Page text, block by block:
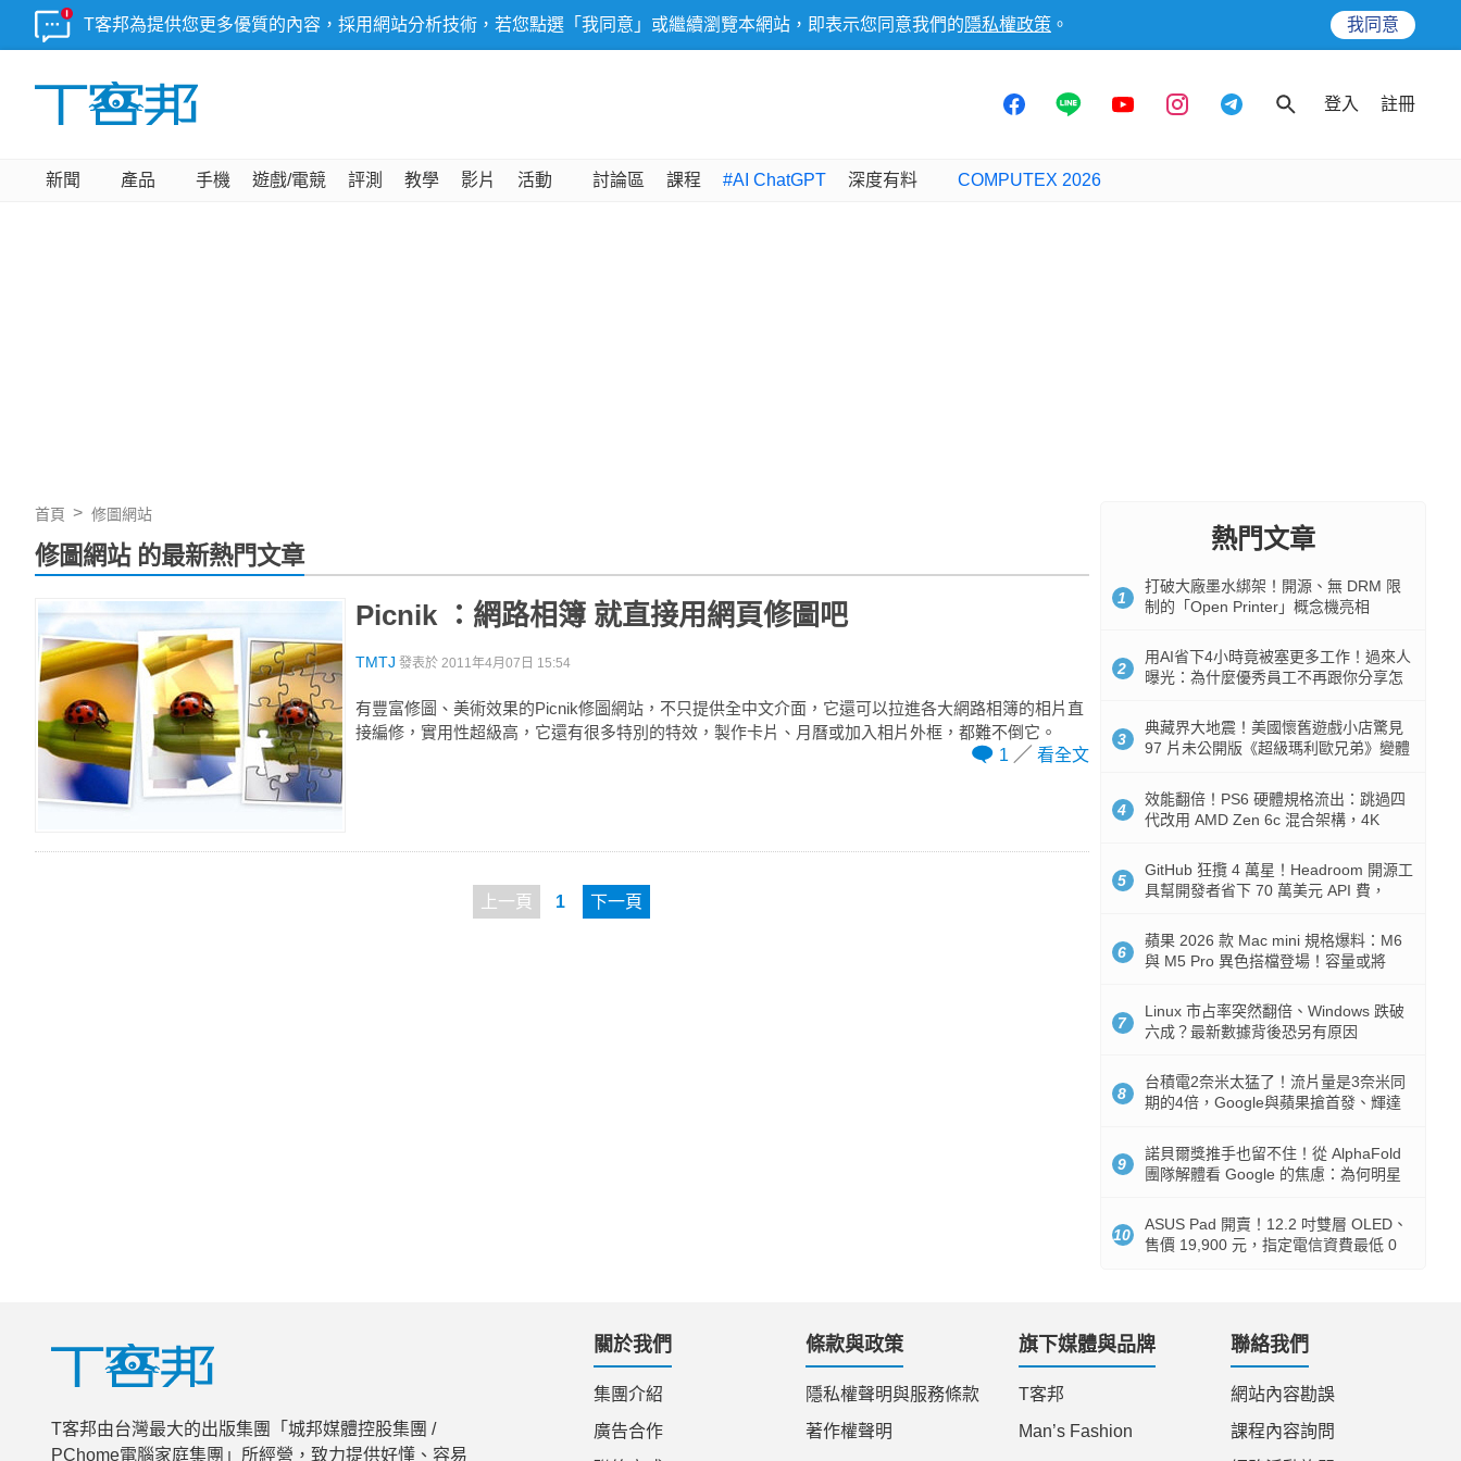
T客邦為提供您更多優質的內容，採用網站分析技術，若您點選「我同意」或繼續瀏覽本網站，即表示您同意我們的 隱私權政策 。 我同意
登入 註冊
新聞 產品 手機 遊戲/電競 評測 教學 影片 活動 討論區 課程 #AI ChatGPT 深度有料 COMPUTEX 2026
首頁 修圖網站
修圖網站 的最新熱門文章
Picnik ：網路相簿 就直接用網頁修圖吧
TMTJ 發表於 2011年4月07日 15:54
有豐富修圖、美術效果的Picnik修圖網站，不只提供全中文介面，它還可以拉進各大網路相簿的相片直
接編修，實用性超級高，它還有很多特別的特效，製作卡片、月曆或加入相片外框，都難不倒它。
1
看全文
上一頁 1 下一頁
熱門文章
1
打破大廠墨水綁架！開源、無 DRM 限
制的「Open Printer」概念機亮相
2
用AI省下4小時竟被塞更多工作！過來人
曝光：為什麼優秀員工不再跟你分享怎
3
典藏界大地震！美國懷舊遊戲小店驚見
97 片未公開版《超級瑪利歐兄弟》變體
4
效能翻倍！PS6 硬體規格流出：跳過四
代改用 AMD Zen 6c 混合架構，4K
5
GitHub 狂攬 4 萬星！Headroom 開源工
具幫開發者省下 70 萬美元 API 費，
6
蘋果 2026 款 Mac mini 規格爆料：M6
與 M5 Pro 異色搭檔登場！容量或將
7
Linux 市占率突然翻倍、Windows 跌破
六成？最新數據背後恐另有原因
8
台積電2奈米太猛了！流片量是3奈米同
期的4倍，Google與蘋果搶首發、輝達
9
諾貝爾獎推手也留不住！從 AlphaFold
團隊解體看 Google 的焦慮：為何明星
10
ASUS Pad 開賣！12.2 吋雙層 OLED、
售價 19,900 元，指定電信資費最低 0
T客邦由台灣最大的出版集團「城邦媒體控股集團 /
PChome電腦家庭集團」所經營，致力提供好懂、容易
關於我們
集團介紹
廣告合作
條款與政策
隱私權聲明與服務條款
著作權聲明
旗下媒體與品牌
T客邦
Man’s Fashion
聯絡我們
網站內容勘誤
課程內容詢問